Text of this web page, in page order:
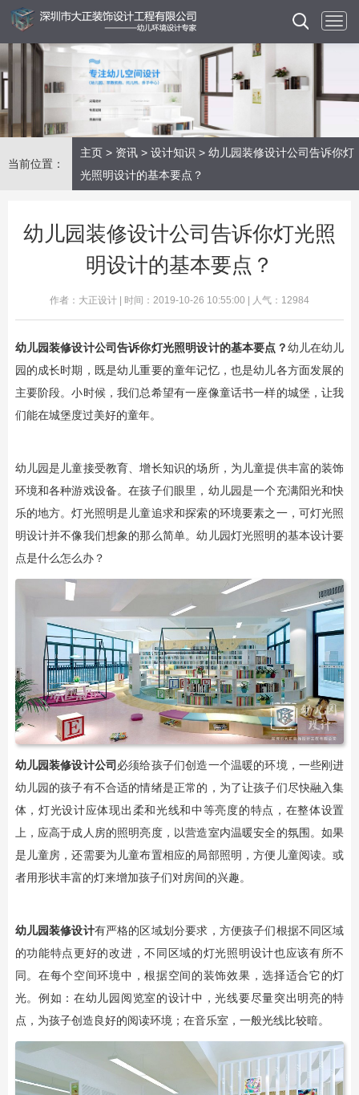
当前位置：
主页 > 资讯 > 设计知识 > 幼儿园装修设计公司告诉你灯
光照明设计的基本要点？
幼儿园装修设计公司告诉你灯光照
明设计的基本要点？
作者：大正设计 | 时间：2019-10-26 10:55:00 | 人气：12984
幼儿园装修设计公司告诉你灯光照明设计的基本要点？幼儿在幼儿
园的成长时期，既是幼儿重要的童年记忆，也是幼儿各方面发展的
主要阶段。小时候，我们总希望有一座像童话书一样的城堡，让我
们能在城堡度过美好的童年。
幼儿园是儿童接受教育、增长知识的场所，为儿童提供丰富的装饰
环境和各种游戏设备。在孩子们眼里，幼儿园是一个充满阳光和快
乐的地方。灯光照明是儿童追求和探索的环境要素之一，可灯光照
明设计并不像我们想象的那么简单。幼儿园灯光照明的基本设计要
点是什么怎么办？
幼儿园装修设计公司必须给孩子们创造一个温暖的环境，一些刚进
幼儿园的孩子有不合适的情绪是正常的，为了让孩子们尽快融入集
体，灯光设计应体现出柔和光线和中等亮度的特点，在整体设置
上，应高于成人房的照明亮度，以营造室内温暖安全的氛围。如果
是儿童房，还需要为儿童布置相应的局部照明，方便儿童阅读。或
者用形状丰富的灯来增加孩子们对房间的兴趣。
幼儿园装修设计有严格的区域划分要求，方便孩子们根据不同区域
的功能特点更好的改进，不同区域的灯光照明设计也应该有所不
同。在每个空间环境中，根据空间的装饰效果，选择适合它的灯
光。例如：在幼儿园阅览室的设计中，光线要尽量突出明亮的特
点，为孩子创造良好的阅读环境；在音乐室，一般光线比较暗。